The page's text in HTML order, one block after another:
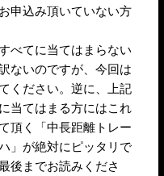
申込み頂いていない方
べてに当てはまらない
ないのですが、今回は
ください。逆に、上記
当てはまる方にはこれ
頂く「中長距離トレー
」が絶対にピッタリで
後までお読みくださ